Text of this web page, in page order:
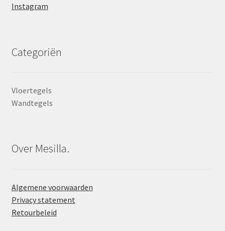
Instagram
Categoriën
Vloertegels
Wandtegels
Over Mesilla.
Algemene voorwaarden
Privacy statement
Retourbeleid